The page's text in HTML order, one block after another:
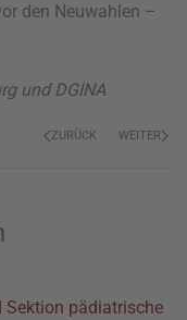
den Neuwahlen –
und DGINA
ZURÜCK WEITER
Sektion pädiatrische